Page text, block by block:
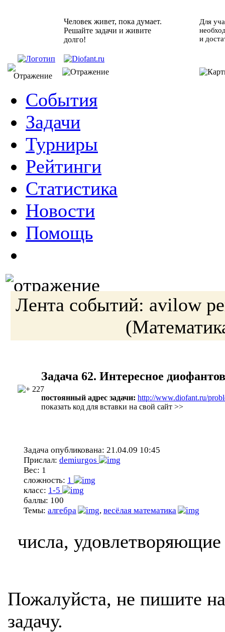
Человек живет, пока думает.
Решайте задачи и живите
долго!
Для
и
События
Задачи
Турниры
Рейтинги
Статистика
Новости
Помощь
Лента событий: avilow
227
Задача 62. Интересное
постоянный адрес задачи: http://www.diofant.ru/
показать код для вставки на свой сайт >>
Задача опубликована: 21.04.09 10:45
Прислал: demiurgos
Вес: 1
сложность: 1
класс: 1-5
баллы: 100
Темы: алгебра , весёлая математика
числа,
Пожалуйста, не пишите
задачу.